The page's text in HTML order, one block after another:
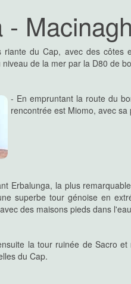
-
riante du Cap, avec des côtes
de la mer par la D80 de
- En empruntant la route du
rencontrée est Miomo, avec
Erbalunga, la plus
superbe tour génoise en
des maisons pieds dans
la tour ruinée de Sacro
du Cap.